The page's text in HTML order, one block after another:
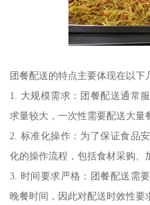
团餐配送的特点主要体现在以下
1. 大规模需求：团餐配送通常
求量较大，一次性需要配送大量
2. 标准化操作：为了保证食品
化的操作流程，包括食材采购、
3. 时间要求严格：团餐配送需
晚餐时间，因此对配送时效性要